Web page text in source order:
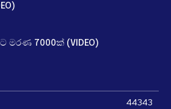
7000ක් (VIDEO)
44343